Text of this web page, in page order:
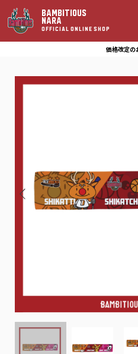
BAMBITIOUS
NARA
OFFICIAL ONLINE SHOP
価格改定の